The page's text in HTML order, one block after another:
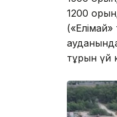
1200
тұрғын